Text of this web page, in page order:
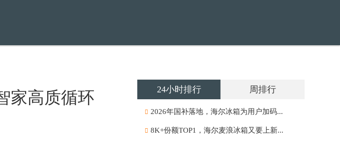
家高质循环
24小时排行 周排行
2026年国补落地，海尔冰箱为用户加码...
8K+份额TOP1，海尔麦浪冰箱又要上新...